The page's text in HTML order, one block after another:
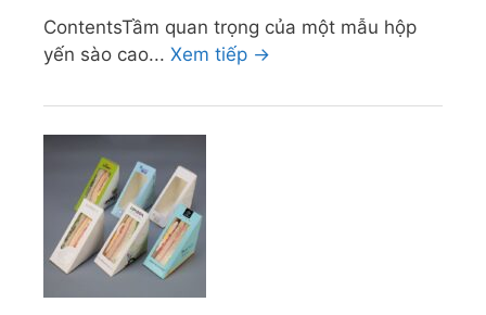
ContentsTầm quan trọng của một mẫu hộp
yến sào cao... Xem tiếp →